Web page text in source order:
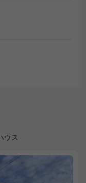
ウス